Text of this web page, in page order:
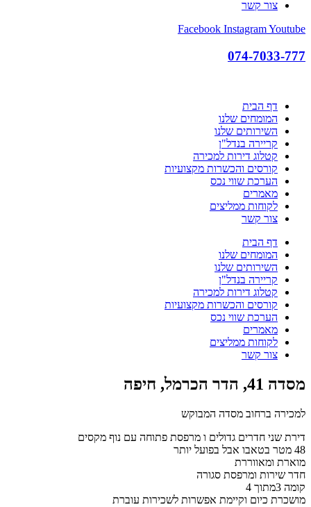
צור קשר
Facebook InstagramYoutube
074-7033-777
דף הבית
המומחים שלנו
השירותים שלנו
קריירה בנדל"ן
קטלוג דירות למכירה
קורסים והכשרות מקצועיות
הערכת שווי נכס
מאמרים
לקוחות ממליצים
צור קשר
דף הבית
המומחים שלנו
השירותים שלנו
קריירה בנדל"ן
קטלוג דירות למכירה
קורסים והכשרות מקצועיות
הערכת שווי נכס
מאמרים
לקוחות ממליצים
צור קשר
מסדה 41, הדר הכרמל, חיפה
למכירה ברחוב מסדה המבוקש
דירת שני חדרים גדולים ו מרפסת פתוחה עם נוף מקסים
48 מטר בטאבו אבל בפועל יותר
מוארת ומאווררת
חדר שירות ומרפסת סגורה
קומה 3מתוך 4
מושכרת כיום וקיימת אפשרות לשכירות עוברת